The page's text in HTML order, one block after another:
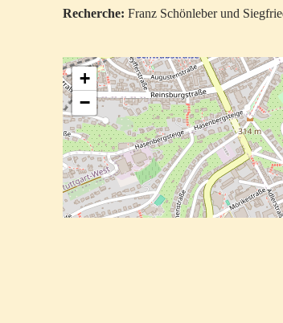
Recherche: Franz Schönleber und
+
−